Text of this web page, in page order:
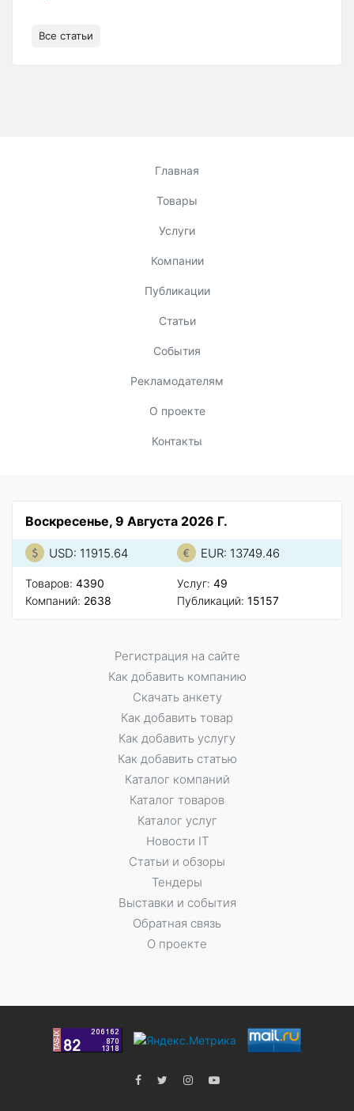
Все статьи
Главная
Товары
Услуги
Компании
Публикации
Статьи
События
Рекламодателям
О проекте
Контакты
Воскресенье, 9 Августа 2026 Г.
USD: 11915.64 EUR: 13749.46
Товаров: 4390
Компаний: 2638
Услуг: 49
Публикаций: 15157
Регистрация на сайте
Как добавить компанию
Скачать анкету
Как добавить товар
Как добавить услугу
Как добавить статью
Каталог компаний
Каталог товаров
Каталог услуг
Новости IT
Статьи и обзоры
Тендеры
Выставки и события
Обратная связь
О проекте